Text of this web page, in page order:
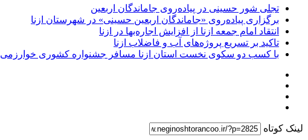
تجلی شور حسینی در پیاده‌روی جاماندگان اربعین
برگزاری پیاده‌روی «جاماندگان اربعین حسینی» در شهرستان ازنا
انتقاد امام جمعه ازنا از افزایش اجاره‌بها در ازنا
تاکید بر تسریع پروژه‌های آب و فاضلاب ازنا
با کسب دو سکوی نخست استان ازنا مسافر جشنواره کشوری خوارزمی
لینک کوتاه